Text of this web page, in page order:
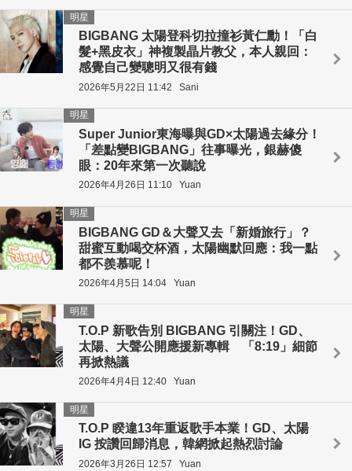
BIGBANG 太陽登科切拉撞衫黃仁勳！「白
髮+黑皮衣」神複製晶片教父，本人親回：
感覺自己變聰明又很有錢
明星
2026年5月22日 11:42 Sani
Super Junior東海曝與GD×太陽過去緣分！
「差點變BIGBANG」往事曝光，銀赫傻
眼：20年來第一次聽說
明星
2026年4月26日 11:10 Yuan
BIGBANG GD＆大聲又去「新婚旅行」？
甜蜜互動喝交杯酒，太陽幽默回應：我一點
都不羨慕呢！
明星
2026年4月5日 14:04 Yuan
T.O.P 新歌告別 BIGBANG 引關注！GD、
太陽、大聲公開應援新專輯 「8:19」細節
再掀熱議
明星
2026年4月4日 12:40 Yuan
T.O.P 睽違13年重返歌手本業！GD、太陽
IG 按讚回歸消息，韓網掀起熱烈討論
明星
2026年3月26日 12:57 Yuan